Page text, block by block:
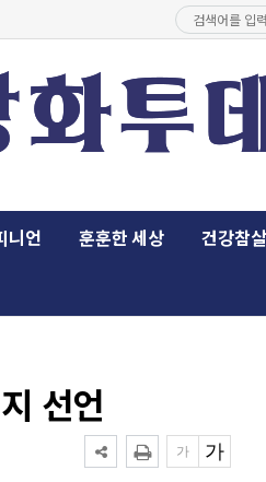
니언 훈훈한 세상 건강참
선언